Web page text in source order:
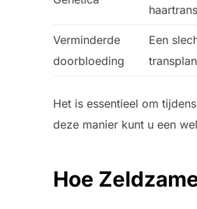
Verminderde
doorbloeding
Een
Het is essentieel om
deze manier kunt u een
Hoe